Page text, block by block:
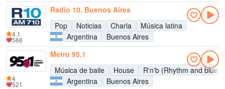
Radio 10, Buenos Aires
Pop
Noticias Charla
Música latina
Argentina
Buenos Aires
4.1
566
Metro 95.1
Música de baile
House
R'n'b (Rhythm and blues)
Argentina
Buenos Aires
4
521